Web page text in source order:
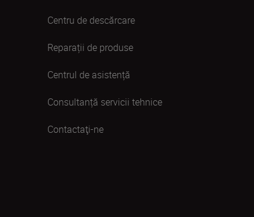
Centru de descărcare
Reparații de produse
Centrul de asistență
Consultanță servicii tehnice
Contactaţi-ne